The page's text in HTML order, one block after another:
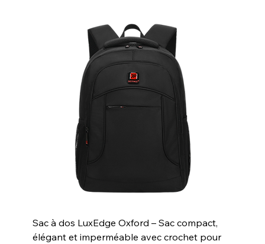
Sac à dos LuxEdge Oxford – Sac compact,
élégant et imperméable avec crochet pour